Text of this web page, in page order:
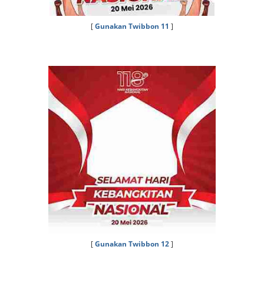
[Gunakan Twibbon 11 ]
[Gunakan Twibbon 12]